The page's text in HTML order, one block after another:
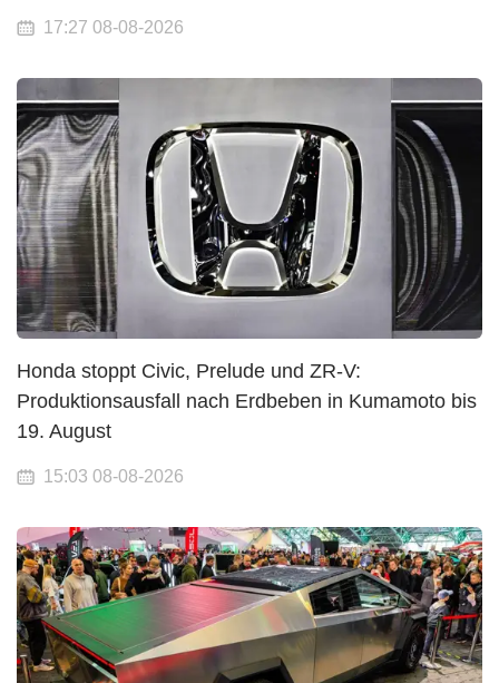
17:27 08-08-2026
Honda stoppt Civic, Prelude und ZR-V:
Produktionsausfall nach Erdbeben in Kumamoto bis
19. August
15:03 08-08-2026